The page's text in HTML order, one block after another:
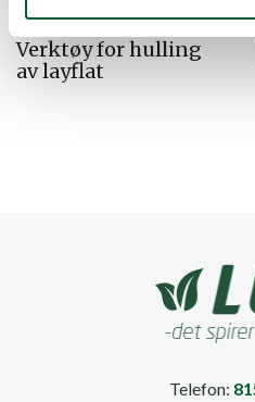
Verktøy for hulling
av layflat
Telefon: